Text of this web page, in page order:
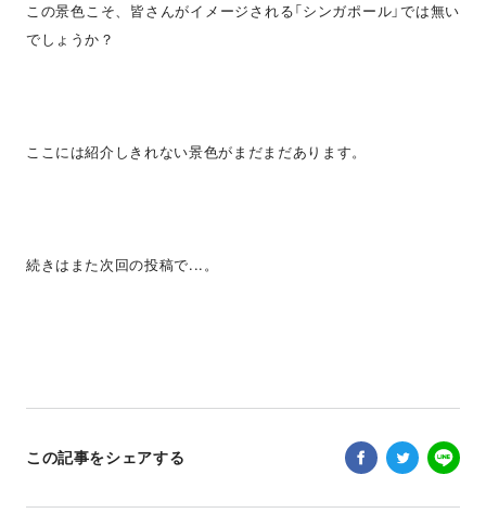
この景色こそ、皆さんがイメージされる「シンガポール」では無い
でしょうか？
ここには紹介しきれない景色がまだまだあります。
続きはまた次回の投稿で...。
この記事をシェアする